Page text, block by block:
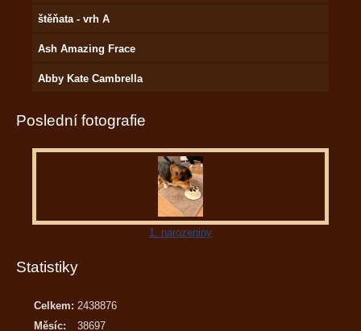
štěňata - vrh A
Ash Amazing Frace
Abby Kate Cambrella
Poslední fotografie
1. narozeniny
Statistiky
Celkem: 2438876
Měsíc:
38697